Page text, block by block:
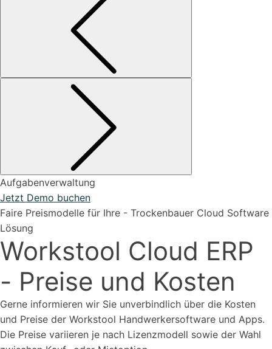
Aufgabenverwaltung
Jetzt Demo buchen
Faire Preismodelle für Ihre - Trockenbauer Cloud Software
Lösung
Workstool Cloud ERP
- Preise und Kosten
Gerne informieren wir Sie unverbindlich über die Kosten
und Preise der Workstool Handwerkersoftware und Apps.
Die Preise variieren je nach Lizenzmodell sowie der Wahl